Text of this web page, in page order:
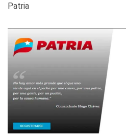
Patria